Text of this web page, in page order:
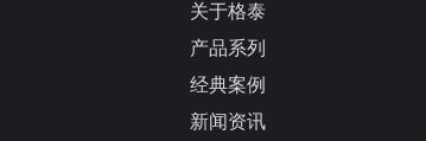
关于格泰
产品系列
经典案例
新闻资讯